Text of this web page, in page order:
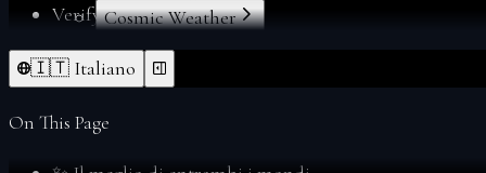
Cosmic Weather
Index
Personalize
Forgot Password
From Deltawalker
Verify
🇮🇹 Italiano
On This Page